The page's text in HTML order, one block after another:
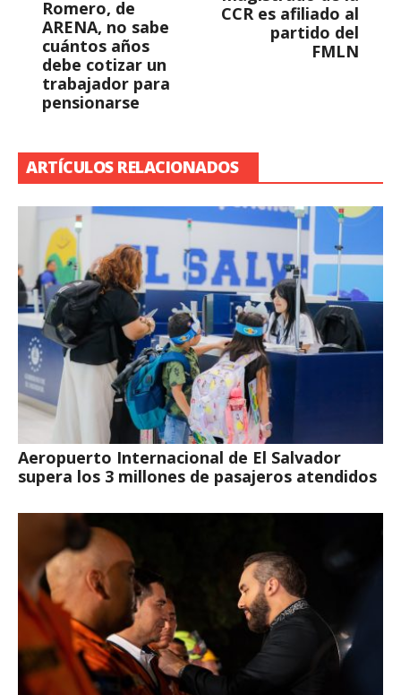
Romero, de
ARENA, no sabe
cuántos años
debe cotizar un
trabajador para
pensionarse
CCR es afiliado al
partido del
FMLN
ARTÍCULOS RELACIONADOS
Aeropuerto Internacional de El Salvador
supera los 3 millones de pasajeros atendidos